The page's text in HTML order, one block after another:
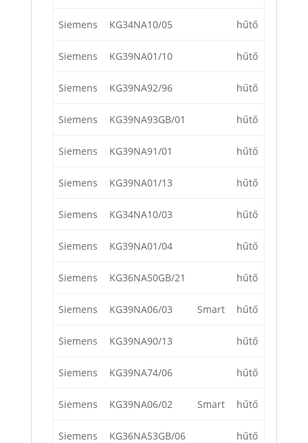
Siemens KG34NA10/05 hűtő
Siemens KG39NA01/10 hűtő
Siemens KG39NA92/96 hűtő
Siemens KG39NA93GB/01 hűtő
Siemens KG39NA91/01 hűtő
Siemens KG39NA01/13 hűtő
Siemens KG34NA10/03 hűtő
Siemens KG39NA01/04 hűtő
Siemens KG36NA50GB/21 hűtő
Siemens KG39NA06/03 Smart hűtő
Siemens KG39NA90/13 hűtő
Siemens KG39NA74/06 hűtő
Siemens KG39NA06/02 Smart hűtő
Siemens KG36NA53GB/06 hűtő